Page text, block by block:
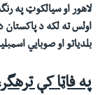
لاهور او سیالکوټ په
اولسته لکه د پاکستان
بلدياتو او صوبايي
په فاټا کې